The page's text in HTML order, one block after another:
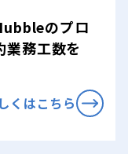
のプロ
業務工数を
くはこちら